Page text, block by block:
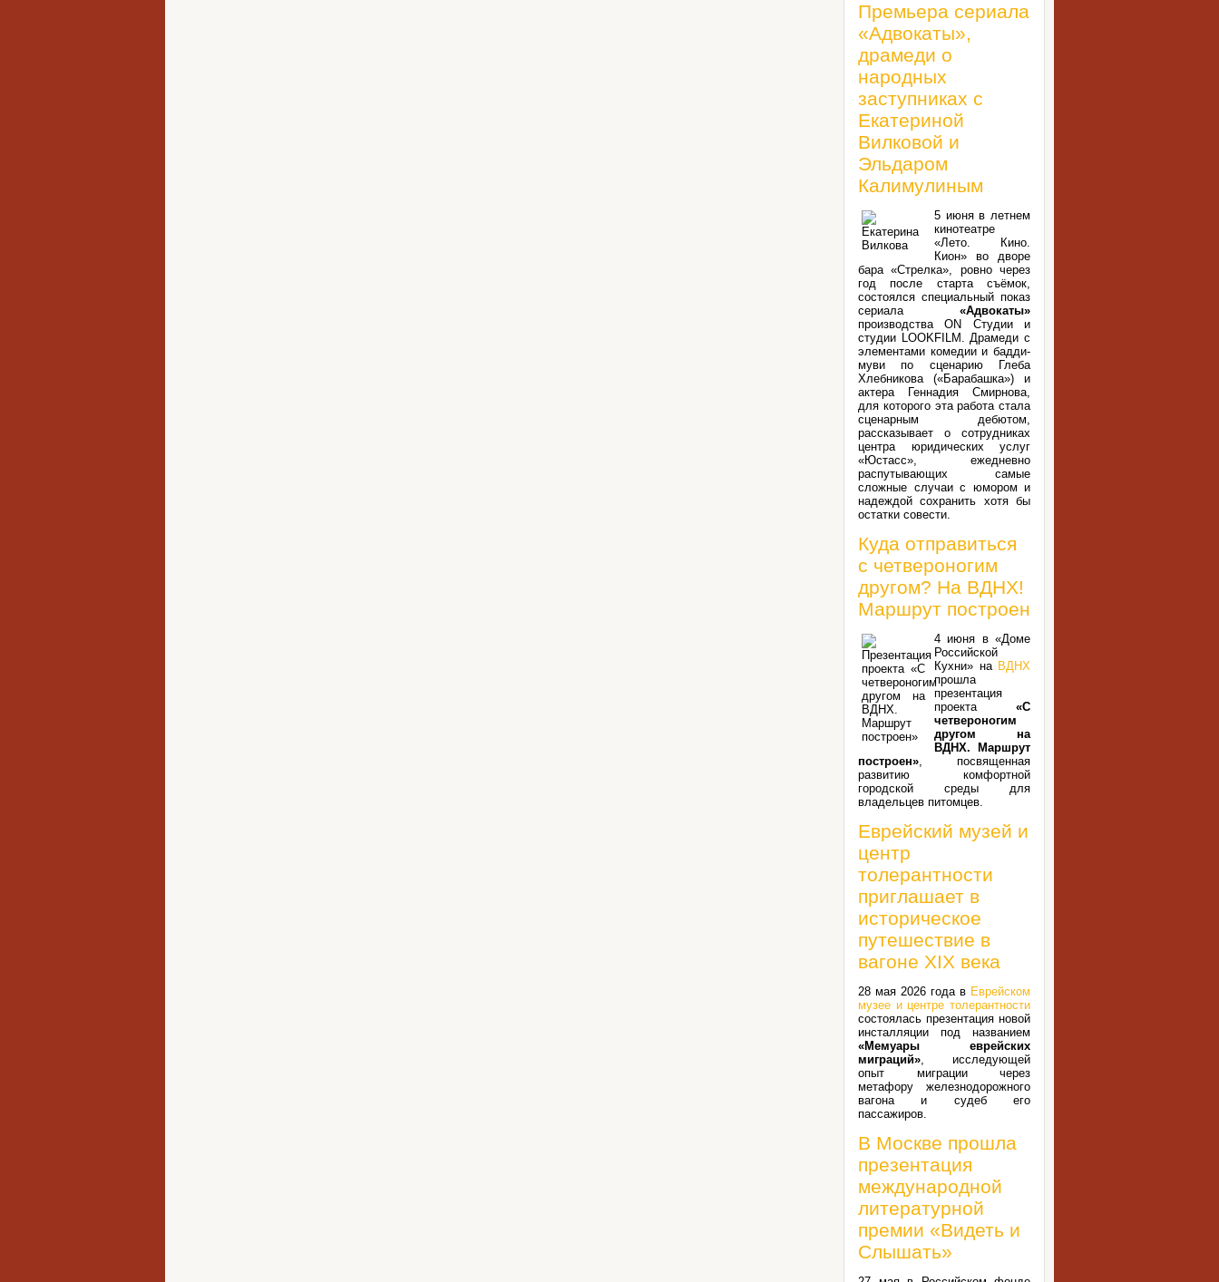
Премьера сериала
«Адвокаты»,
драмеди о
народных
заступниках с
Екатериной
Вилковой и
Эльдаром
Калимулиным
5 июня в летнем
кинотеатре
«Лето. Кино.
Кион» во дворе
бара «Стрелка», ровно через
год после старта съёмок,
состоялся специальный показ
сериала «Адвокаты»
производства ON Студии и
студии LOOKFILM. Драмеди с
элементами комедии и бадди-
муви по сценарию Глеба
Хлебникова («Барабашка») и
актера Геннадия Смирнова,
для которого эта работа стала
сценарным дебютом,
рассказывает о сотрудниках
центра юридических услуг
«Юстасс», ежедневно
распутывающих самые
сложные случаи с юмором и
надеждой сохранить хотя бы
остатки совести.
Куда отправиться
с четвероногим
другом? На ВДНХ!
Маршрут построен
4 июня в «Доме
Российской
Кухни» на ВДНХ
прошла
презентация
проекта «С
четвероногим
другом на
ВДНХ. Маршрут
построен», посвященная
развитию комфортной
городской среды для
владельцев питомцев.
Еврейский музей и
центр
толерантности
приглашает в
историческое
путешествие в
вагоне XIX века
28 мая 2026 года в Еврейском
музее и центре толерантности
состоялась презентация новой
инсталляции под названием
«Мемуары еврейских
миграций», исследующей
опыт миграции через
метафору железнодорожного
вагона и судеб его
пассажиров.
В Москве прошла
презентация
международной
литературной
премии «Видеть и
Слышать»